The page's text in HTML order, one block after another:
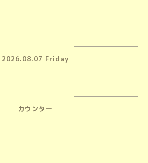
2026.08.07 Friday
カウンター